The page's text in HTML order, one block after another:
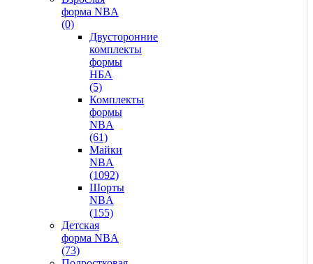
форма NBA
(0)
Двусторонние
комплекты
формы
НБА
(5)
Комплекты
формы
NBA
(61)
Майки
NBA
(1092)
Шорты
NBA
(155)
Детская
форма NBA
(73)